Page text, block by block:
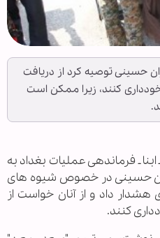
حسینی توصیه کرد از دریافت
کنند، زیرا ممکن است
ـ فرماندهی عملیات بغداد به
حسینی در خصوص شیوه های
هشدار داد و از آنان خواست از
کنند.